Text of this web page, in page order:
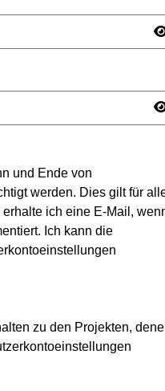
und Ende von
werden. Dies gilt für
ich eine E-Mail,
Ich kann die
zu den Projekten,